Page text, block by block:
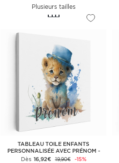
Plusieurs tailles
TABLEAU TOILE ENFANTS
PERSONNALISÉE AVEC PRÉNOM -
LIONCEAU CHAPEAU
Dès 16,92€ 19,90€ -15%